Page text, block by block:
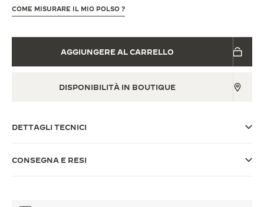
GARANZIA ATMOS
TIMEKEEPER”
REVERSO STORIES
THE SOUND MAKER
THE PRECISION PIONEER
VEDERE TUTTI GLI EVENTI
COME MISURARE IL MIO POLSO ?
AGGIUNGERE AL CARRELLO
DISPONIBILITÀ IN BOUTIQUE
DETTAGLI TECNICI
CONSEGNA E RESI